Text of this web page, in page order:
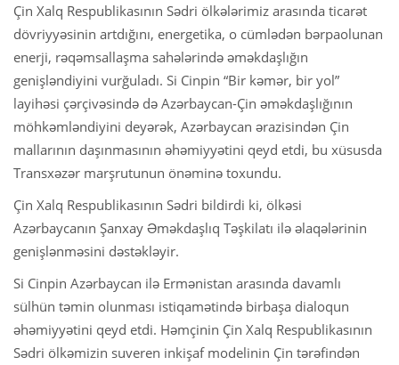
Çin Xalq Respublikasının Sədri ölkələrimiz arasında ticarət
dövriyyəsinin artdığını, energetika, o cümlədən bərpaolunan
enerji, rəqəmsallaşma sahələrində əməkdaşlığın
genişləndiyini vurğuladı. Si Cinpin “Bir kəmər, bir yol”
layihəsi çərçivəsində də Azərbaycan-Çin əməkdaşlığının
möhkəmləndiyini deyərək, Azərbaycan ərazisindən Çin
mallarının daşınmasının əhəmiyyətini qeyd etdi, bu xüsusda
Transxəzər marşrutunun önəminə toxundu.
Çin Xalq Respublikasının Sədri bildirdi ki, ölkəsi
Azərbaycanın Şanxay Əməkdaşlıq Təşkilatı ilə əlaqələrinin
genişlənməsini dəstəkləyir.
Si Cinpin Azərbaycan ilə Ermənistan arasında davamlı
sülhün təmin olunması istiqamətində birbaşa dialoqun
əhəmiyyətini qeyd etdi. Həmçinin Çin Xalq Respublikasının
Sədri ölkəmizin suveren inkişaf modelinin Çin tərəfindən